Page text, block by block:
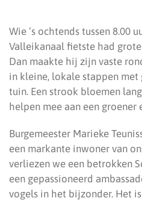
Wie ’s ochtends tussen 8.00
Valleikanaal fietste had
Dan maakte hij zijn vaste
in kleine, lokale stappen met
tuin. Een strook bloemen
helpen mee aan een groener
Burgemeester Marieke
een markante inwoner van
verliezen we een betrokken
een gepassioneerd
vogels in het bijzonder. Het